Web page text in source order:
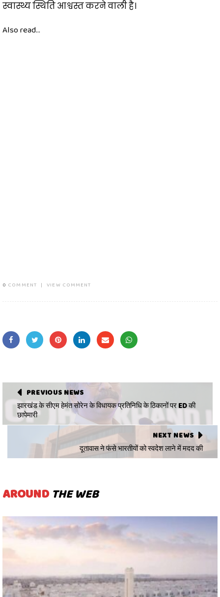
स्वास्थ्य स्थिति आश्वस्त करने वाली है।
Also read...
0 COMMENT | VIEW COMMENT
PREVIOUS NEWS
झारखंड के सीएम हेमंत सोरेन के विधायक प्रतिनिधि के ठिकानों पर ED की
छापेमारी
NEXT NEWS
दूतावास ने फंसे भारतीयों को स्वदेश लाने में मदद की
AROUND THE WEB